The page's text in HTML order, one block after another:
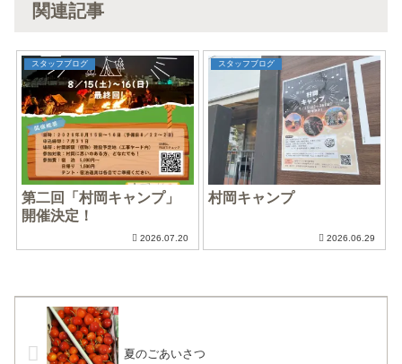
関連記事
スタッフブログ
第二回「村岡キャンプ」
開催決定！
2026.07.20
スタッフブログ
村岡キャンプ
2026.06.29
夏のごあいさつ